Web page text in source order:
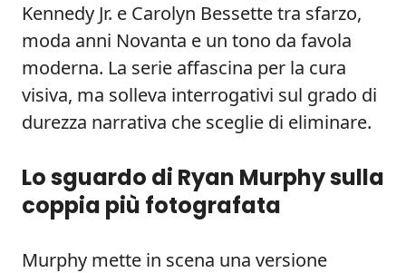
Kennedy Jr. e Carolyn Bessette tra sfarzo,
moda anni Novanta e un tono da favola
moderna. La serie affascina per la cura
visiva, ma solleva interrogativi sul grado di
durezza narrativa che sceglie di eliminare.
Lo sguardo di Ryan Murphy sulla
coppia più fotografata
Murphy mette in scena una versione